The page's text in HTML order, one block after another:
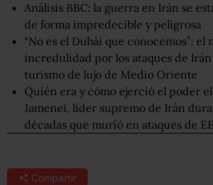
Análisis BBC: la guerra en Irán se
de forma impredecible y peligrosa
“No es el Dubái que conocemos”: el
incredulidad por los ataques de
turismo de lujo de Medio Oriente
Quién era y cómo ejerció el poder
Jamenei, líder supremo de Irán
décadas que murió en ataques de
Compartir